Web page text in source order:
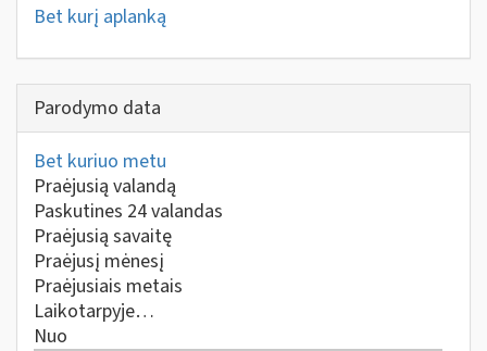
Bet kurį aplanką
Parodymo data
Bet kuriuo metu
Praėjusią valandą
Paskutines 24 valandas
Praėjusią savaitę
Praėjusį mėnesį
Praėjusiais metais
Laikotarpyje…
Nuo